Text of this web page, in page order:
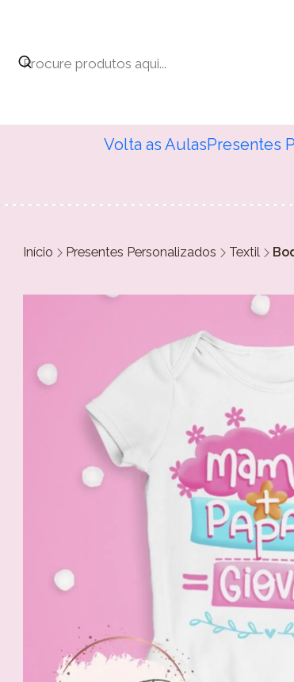
Volta as AulasPresentes
Início Presentes Personalizados Textil